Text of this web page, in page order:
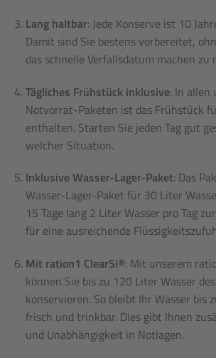
Lang haltbar: Jede Konserve ist 10
Damit sind Sie bestens vorbereitet,
das schnelle Verfallsdatum machen zu
Tägliches Frühstück inklusive: In allen
Notvorrat-Paketen ist das Frühstück
enthalten. Starten Sie jeden Tag gut
welcher Situation.
Inklusive Wasser-Lager-Paket: Das
Wasser-Lager-Paket für 30 Liter
15 Tage lang 2 Liter Wasser pro Tag
für eine ausreichende
Mit ration1 ClearSi®: Mit unserem
können Sie bis zu 120 Liter Wasser
konservieren. So bleibt Ihr Wasser bis
frisch und trinkbar. Dies gibt Ihnen
und Unabhängigkeit in Notlagen.